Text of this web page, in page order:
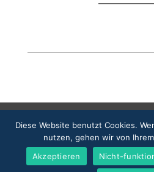
Designed by LTH Gruppe
Diese Website benutzt Cookies.
nutzen, gehen wir von
Akzeptieren
Nicht-